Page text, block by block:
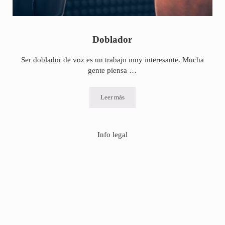
Doblador
Ser doblador de voz es un trabajo muy interesante. Mucha
gente piensa …
Leer más
Doblador
Info legal